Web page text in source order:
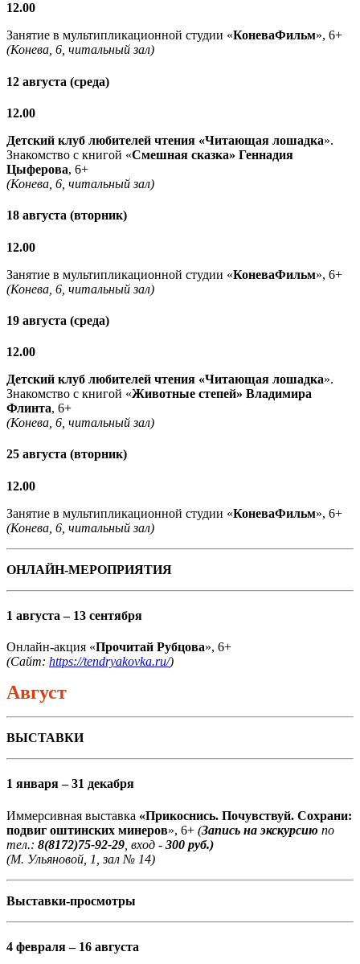
12.00
Занятие в мультипликационной студии «КоневаФильм», 6+
(Конева, 6, читальный зал)
12 августа (среда)
12.00
Детский клуб любителей чтения «Читающая лошадка».
Знакомство с книгой «Смешная сказка» Геннадия
Цыферова, 6+
(Конева, 6, читальный зал)
18 августа (вторник)
12.00
Занятие в мультипликационной студии «КоневаФильм», 6+
(Конева, 6, читальный зал)
19 августа (среда)
12.00
Детский клуб любителей чтения «Читающая лошадка».
Знакомство с книгой «Животные степей» Владимира
Флинта, 6+
(Конева, 6, читальный зал)
25 августа (вторник)
12.00
Занятие в мультипликационной студии «КоневаФильм», 6+
(Конева, 6, читальный зал)
ОНЛАЙН-МЕРОПРИЯТИЯ
1 августа – 13 сентября
Онлайн-акция «Прочитай Рубцова», 6+
(Сайт: https://tendryakovka.ru/)
Август
ВЫСТАВКИ
1 января – 31 декабря
Иммерсивная выставка «Прикоснись. Почувствуй. Сохрани:
подвиг оштинских минеров», 6+ (Запись на экскурсию по
тел.: 8(8172)75-92-29 , вход - 300 руб.)
(М. Ульяновой, 1, зал № 14)
Выставки-просмотры
4 февраля – 16 августа